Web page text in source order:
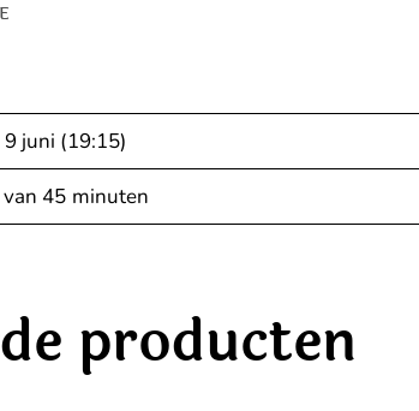
juni (19:15)
45 minuten
producten